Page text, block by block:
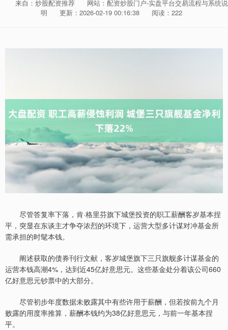
来自：炒股配资推荐
网站：配资炒股门户-实盘平台交易流程与系统说
明
更新：2026-02-19 00:16:38 阅读：222
尽管答复率下落，肯·格里芬旗下城堡投资的职工薪酬客岁基本捏
平，突显在东谈主才争夺浓烈的环境下，运营大型多计谋对冲基金所
需承担的时髦本钱。
阐述获取的债券刊行文献，客岁城堡旗下三只旗舰多计谋基金的
运营本钱高潮4%，达到近45亿好意思元。这些基金处分着该公司660
亿好意思元钞票中的大部分。
尽管初步年度数据未败露其中有些许用于薪酬，但若按前九个月
败露的用度率推算，薪酬本钱约为38亿好意思元，与前一年基本捏
平。